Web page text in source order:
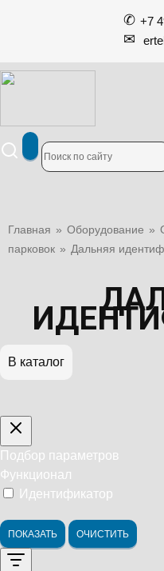
+7
Главная » Оборудование »
парковок » Дальняя
В каталог
Подбор параметров
Функционал
Идентификатор